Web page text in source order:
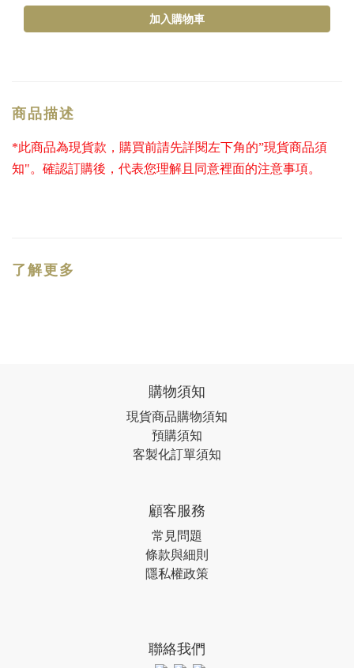
加入購物車
商品描述
*此商品為現貨款，購買前請先詳閱左下角的”現貨商品須
知"。確認訂購後，代表您理解且同意裡面的注意事項。
了解更多
購物須知
現貨商品購物須知
預購須知
客製化訂單須知
顧客服務
常見問題
條款與細則
隱私權政策
聯絡我們